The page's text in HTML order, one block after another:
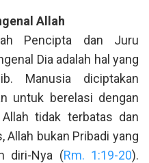
Allah
Pencipta dan Juru
Dia adalah hal yang
Manusia diciptakan
untuk berelasi dengan
tidak terbatas dan
Allah bukan Pribadi yang
diri-Nya (Rm. 1:19-20).